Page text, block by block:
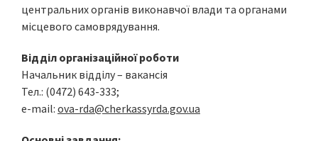
центральних органів виконавчої влади та органами
місцевого самоврядування.
Відділ організаційної роботи
Начальник відділу – вакансія
Тел.: (0472) 643-333;
e-mail: ova-rda@cherkassyrda.gov.ua